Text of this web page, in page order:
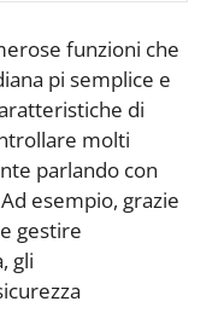
funzioni che
pi semplice e
di
molti
parlando con
esempio, grazie
gestire
gli